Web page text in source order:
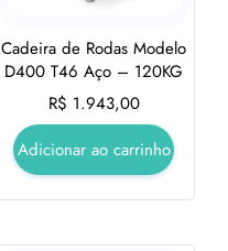
Cadeira de Rodas Modelo
D400 T46 Aço – 120KG
R$ 1.943,00
Adicionar ao carrinho